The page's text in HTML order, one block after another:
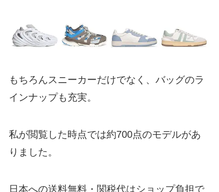
もちろんスニーカーだけでなく、バッグのラ
インナップも充実。
私が閲覧した時点では約700点のモデルがあ
りました。
日本への送料無料・関税代はショップ負担で